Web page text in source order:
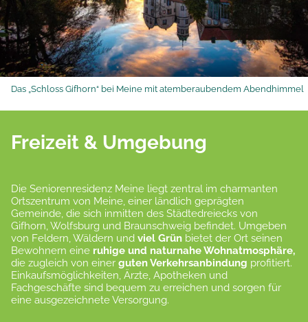
Freizeit & Umgebung
Die Seniorenresidenz Meine liegt zentral im charmanten
Ortszentrum von Meine, einer ländlich geprägten
Gemeinde, die sich inmitten des Städtedreiecks von
Gifhorn, Wolfsburg und Braunschweig befindet. Umgeben
von Feldern, Wäldern und viel Grün bietet der Ort seinen
Bewohnern eine ruhige und naturnahe Wohnatmosphäre,
die zugleich von einer guten Verkehrsanbindung profitiert.
Einkaufsmöglichkeiten, Ärzte, Apotheken und
Fachgeschäfte sind bequem zu erreichen und sorgen für
eine ausgezeichnete Versorgung.
Das „Schloss Gifhorn“ bei Meine mit atemberaubendem Abendhimmel